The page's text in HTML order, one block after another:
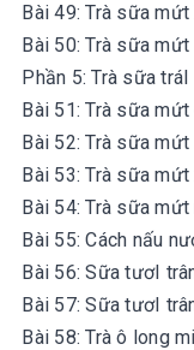
Bài 49: Trà sữa
Bài 50: Trà sữa
Phần 5: Trà sữa
Bài 51: Trà sữa
Bài 52: Trà sữa
Bài 53: Trà sữa
Bài 54: Trà sữa
Bài 55: Cách nấu
Bài 56: Sữa tươI
Bài 57: Sữa tươI
Bài 58: Trà ô long